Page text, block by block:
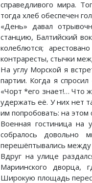
справедливого мира.
тогда хлеб обеспечен
«День» давал
станцию, Балтийский
колеблются;
контраресты, стычки
На углу Морской я
партии. Когда я
«Чорт *его знает!… Что
удержать её. У них нет
им попробовать: на этом
Военная гостиница на
собралось
перешёптывались между
Вдруг на улице
Мариинского дворца,
Широкую площадь